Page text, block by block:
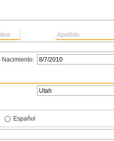
Nacimiento:
Español